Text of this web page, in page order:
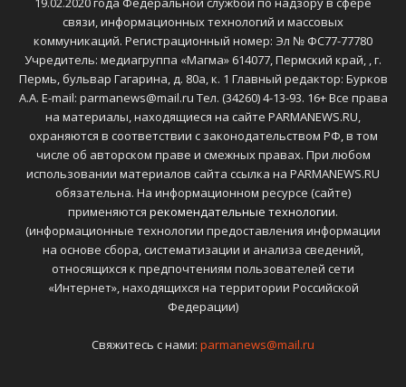
связи, информационных технологий и массовых
коммуникаций. Регистрационный номер: Эл № ФС77-77780
Учредитель: медиагруппа «Магма» 614077, Пермский край, , г.
Пермь, бульвар Гагарина, д. 80а, к. 1 Главный редактор: Бурков
А.А. E-mail: parmanews@mail.ru Тел. (34260) 4-13-93. 16+ Все права
на материалы, находящиеся на сайте PARMANEWS.RU,
охраняются в соответствии с законодательством РФ, в том
числе об авторском праве и смежных правах. При любом
использовании материалов сайта ссылка на PARMANEWS.RU
обязательна. На информационном ресурсе (сайте)
применяются рекомендательные технологии.
(информационные технологии предоставления информации
на основе сбора, систематизации и анализа сведений,
относящихся к предпочтениям пользователей сети
«Интернет», находящихся на территории Российской
Федерации)
Свяжитесь с нами: parmanews@mail.ru